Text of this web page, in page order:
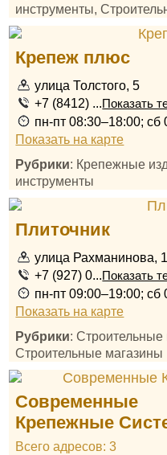
инструменты,
Крепеж плюс
улица Толстого, 5
+7 (8412) ...Показать
пн-пт 08:30–18:00; сб
Показать на карте
Рубрики: Крепежные
инструменты
Плиточник
улица Рахманинова,
+7 (927) 0...Показать
пн-пт 09:00–19:00; сб
Показать на карте
Рубрики: Строительные
Строительные магазины
Современные
Крепежные
Всего адресов: 3